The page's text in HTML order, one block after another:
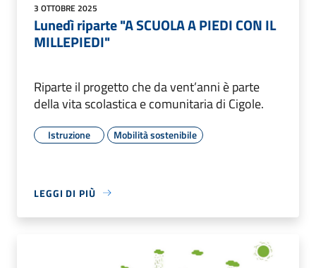
3 OTTOBRE 2025
Lunedì riparte "A SCUOLA A PIEDI CON IL
MILLEPIEDI"
Riparte il progetto che da vent’anni è parte
della vita scolastica e comunitaria di Cigole.
Istruzione Mobilità sostenibile
LEGGI DI PIÙ